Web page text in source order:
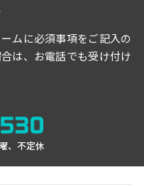
ムに必須事項をご記入の
は、お電話でも受け付け
、不定休